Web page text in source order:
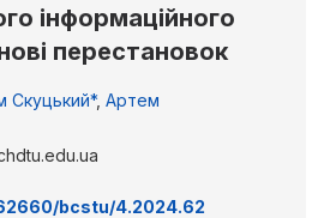
інформаційного
перестановок
Скуцький*, Артем
bcstu/4.2024.62